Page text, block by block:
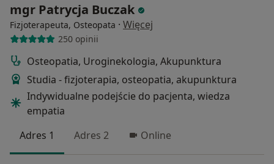
mgr Patrycja Buczak
Fizjoterapeuta, Osteopata · Więcej
250 opinii
Osteopatia, Uroginekologia, Akupunktura
Studia - fizjoterapia, osteopatia, akupunktura
Indywidualne podejście do pacjenta, wiedza
empatia
Adres 1
Adres 2 Online